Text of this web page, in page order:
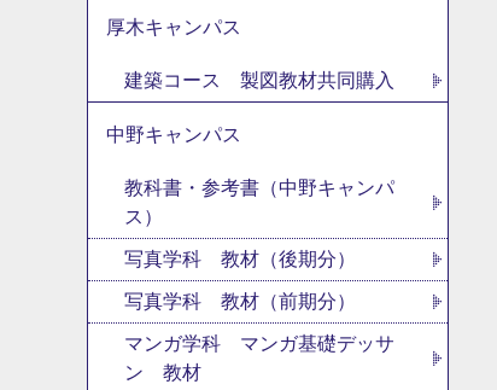
厚木キャンパス
建築コース 製図教材共同購入
中野キャンパス
教科書・参考書（中野キャンパ
ス）
写真学科 教材（後期分）
写真学科 教材（前期分）
マンガ学科 マンガ基礎デッサ
ン 教材